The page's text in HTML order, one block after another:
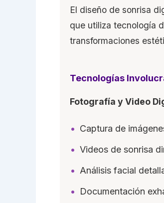
El diseño de sonrisa
que utiliza tecnología
transformaciones
Tecnologías
Fotografía y Video
Captura de
Videos de sonrisa
Análisis facial
Documentación